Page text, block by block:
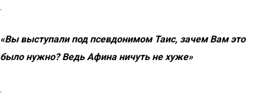
.
«Вы выступали под псевдонимом Таис, зачем Вам это
было нужно? Ведь Афина ничуть не хуже»
.